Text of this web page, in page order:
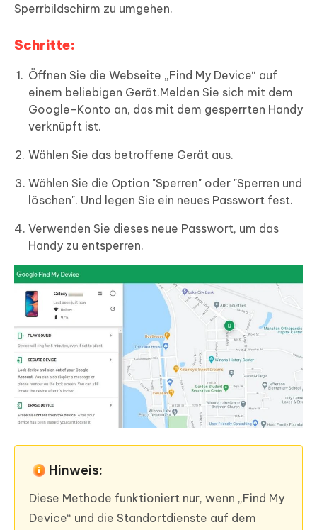
Sperrbildschirm zu umgehen.
Schritte:
Öffnen Sie die Webseite „Find My Device“ auf
einem beliebigen Gerät.Melden Sie sich mit dem
Google-Konto an, das mit dem gesperrten Handy
verknüpft ist.
Wählen Sie das betroffene Gerät aus.
Wählen Sie die Option "Sperren" oder "Sperren und
löschen". Und legen Sie ein neues Passwort fest.
Verwenden Sie dieses neue Passwort, um das
Handy zu entsperren.
Hinweis:
Diese Methode funktioniert nur, wenn „Find My
Device“ und die Standortdienste auf dem